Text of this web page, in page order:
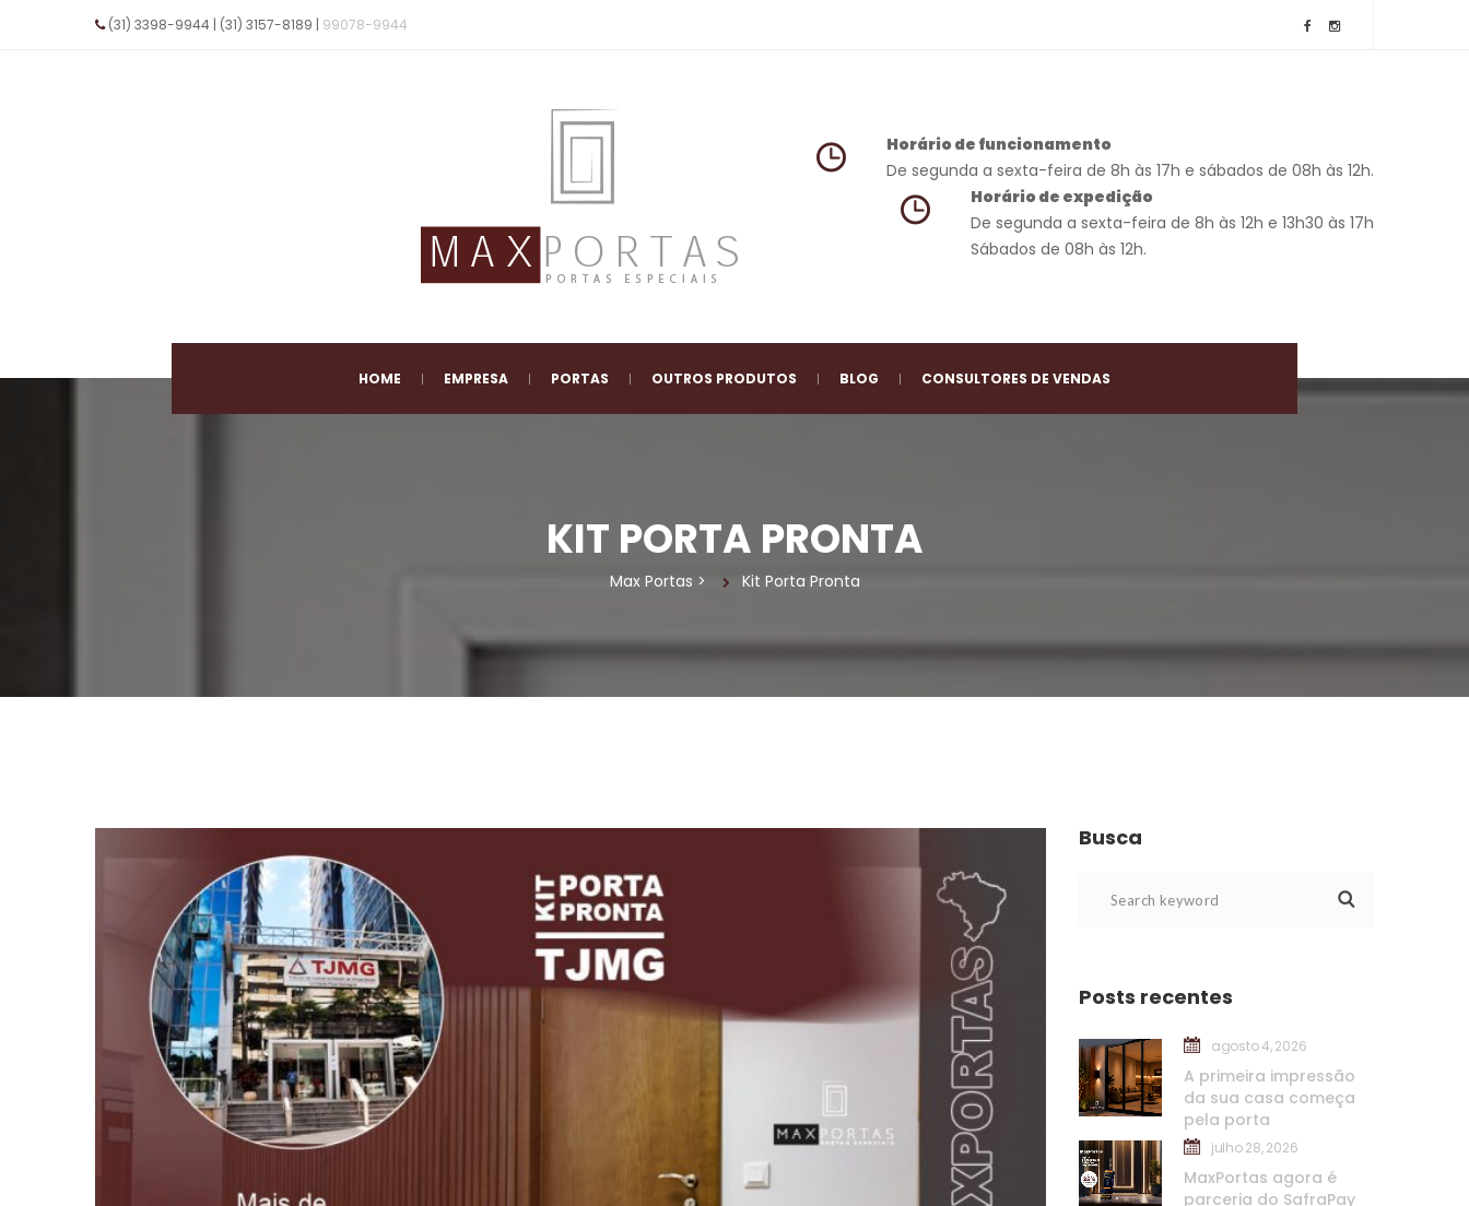
(31) 3398-9944 | (31) 3157-8189 | 99078-9944
Horário de funcionamento
De segunda a sexta-feira de 8h às 17h e sábados de 08h às 12h.
Horário de expedição
De segunda a sexta-feira de 8h às 12h e 13h30 às 17h
Sábados de 08h às 12h.
HOME EMPRESA PORTAS OUTROS PRODUTOS BLOG CONSULTORES DE VENDAS
KIT PORTA PRONTA
Max Porta > Kit Porta Pronta
Busca
Posts recente
agosto 4, 2026
A primeira impressão
da sua casa começa
pela porta
julho 28, 2026
MaxPortas agora é
parceria do SafraPay